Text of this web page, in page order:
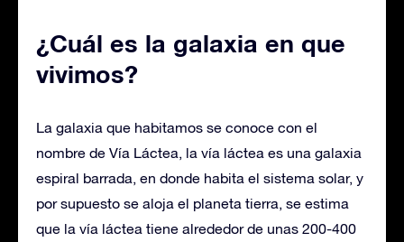
¿Cuál es la galaxia en que
vivimos?
La galaxia que habitamos se conoce con el
nombre de Vía Láctea, la vía láctea es una galaxia
espiral barrada, en donde habita el sistema solar, y
por supuesto se aloja el planeta tierra, se estima
que la vía láctea tiene alrededor de unas 200-400